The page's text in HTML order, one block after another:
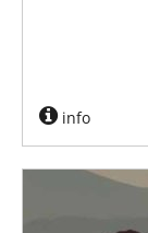
info